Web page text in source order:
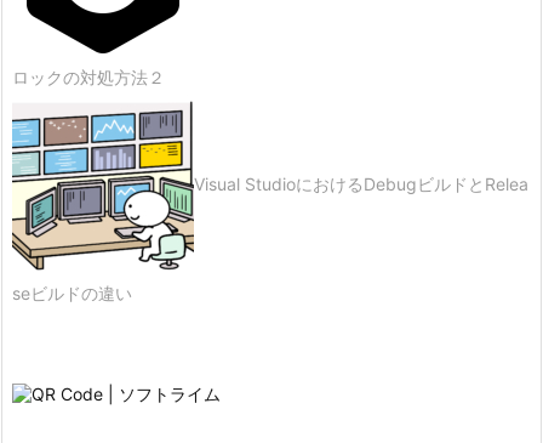
ロックの対処方法２
Visual StudioにおけるDebugビルドとRelea
seビルドの違い